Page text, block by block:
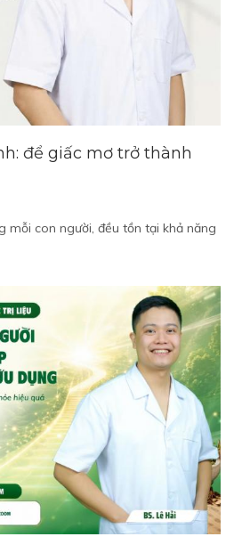
để giấc mơ trở thành
mỗi con người, đều tồn tại khả năng